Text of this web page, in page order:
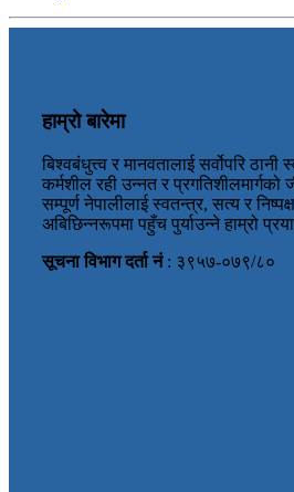
हाम्रो बारेमा
बिश्वबंधुत्त्व र मानवतालाई सर्वोपरि
कर्मशील रही उन्नत र प्रगतिशीलमार्गको
सम्पूर्ण नेपालीलाई स्वतन्त्र, सत्य र
अबिछिन्नरूपमा पहुँच पुर्याउन्ने हाम्रो
सूचना विभाग दर्ता नं: ३९५७-०७९/८०